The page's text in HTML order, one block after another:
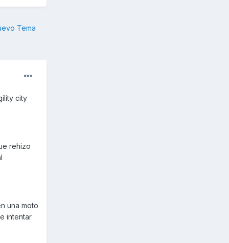
Tema
city
rehizo
una moto
intentar